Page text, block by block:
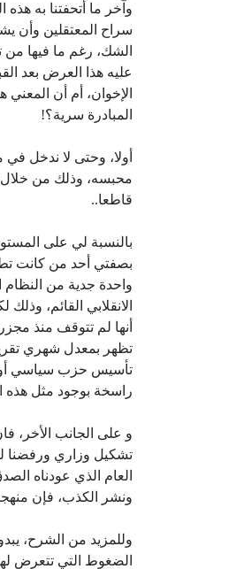
وآخر ما أتحفتنا به
سراح المعتقلين وأن
الشك، رغم ما فيها من
عليه هذا العرض بعد
الإخوان، أم أن
المبادرة سرية؟!
أولا، وحتى لا ندخل
محبسه، وذلك من خلال
قاطعا..
بالنسبة لي على
بصفتي أحد من كانت
واحدة جدية من النظام
الانقلابي القائم،
أنها لم تتوقف منذ
تظهر بمعدل شهري
تأسيس حزب سياسي أو
راسخة بوجود مثل هذه
و على الجانب الأخر،
تشكيل وزاري ورفضنا
العام الذي عودناه
ونشر الكذب، فإن
وللمزيد من الشرح،
الضغوط التي تتعرض